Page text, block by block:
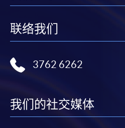
联络我们
3762 6262
我们的社交媒体